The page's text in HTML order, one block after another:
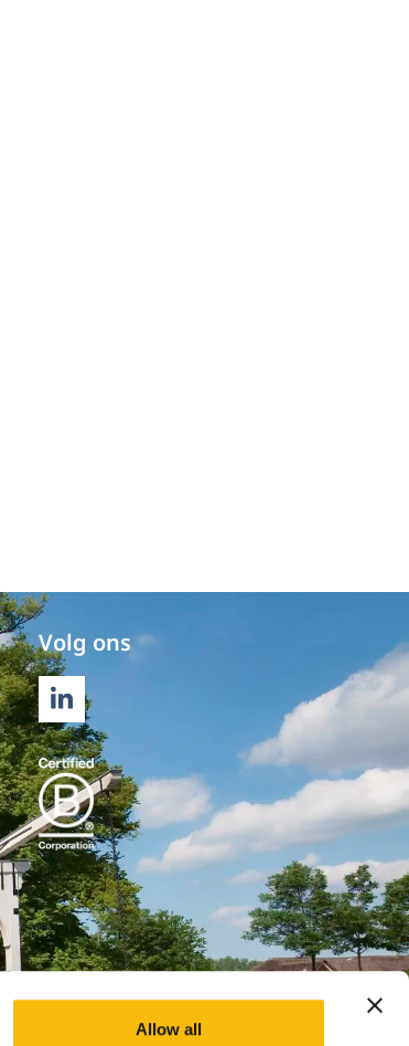
Allow all
Volg ons
LINKEDIN